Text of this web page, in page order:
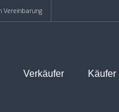
Vereinbarung
Verkäufer Käufer